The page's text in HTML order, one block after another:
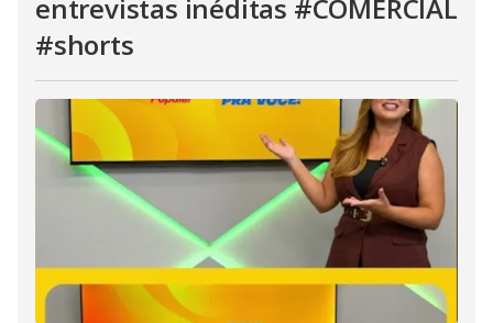
entrevistas inéditas #COMERCIAL
#shorts